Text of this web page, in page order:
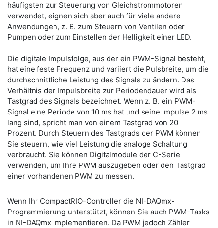
häufigsten zur Steuerung von Gleichstrommotoren
verwendet, eignen sich aber auch für viele andere
Anwendungen, z. B. zum Steuern von Ventilen oder
Pumpen oder zum Einstellen der Helligkeit einer LED.
Die digitale Impulsfolge, aus der ein PWM-Signal besteht,
hat eine feste Frequenz und variiert die Pulsbreite, um die
durchschnittliche Leistung des Signals zu ändern. Das
Verhältnis der Impulsbreite zur Periodendauer wird als
Tastgrad des Signals bezeichnet. Wenn z. B. ein PWM-
Signal eine Periode von 10 ms hat und seine Impulse 2 ms
lang sind, spricht man von einem Tastgrad von 20
Prozent. Durch Steuern des Tastgrads der PWM können
Sie steuern, wie viel Leistung die analoge Schaltung
verbraucht. Sie können Digitalmodule der C-Serie
verwenden, um Ihre PWM auszugeben oder den Tastgrad
einer vorhandenen PWM zu messen.
Wenn Ihr CompactRIO-Controller die NI-DAQmx-
Programmierung unterstützt, können Sie auch PWM-Tasks
in NI-DAQmx implementieren. Da PWM jedoch Zähler